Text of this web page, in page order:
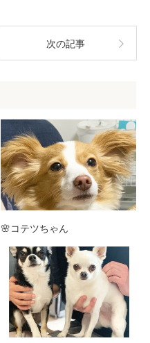
次の記事
🌸コテツちゃん